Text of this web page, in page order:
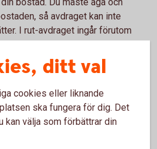
så avdraget kan inte
I rut-avdraget ingår förutom
barnpassning, reparation
Material och
inte rätt till rot- och
mer som är viktigt att
måste du ha en inkomst att göra
ditt val
cookies eller liknande
ska fungera för dig. Det
kan välja som förbättrar din